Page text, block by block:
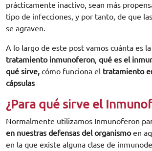
prácticamente inactivo, sean más
tipo de infecciones, y por tanto, de que
se agraven.
A lo largo de este post vamos cuánta es la
tratamiento inmunoferon, qué es el
qué sirve, cómo funciona el tratamiento
cápsulas
¿Para qué sirve el
Normalmente utilizamos Inmunoferon
en nuestras defensas del organismoen
en la que existe alguna clase de